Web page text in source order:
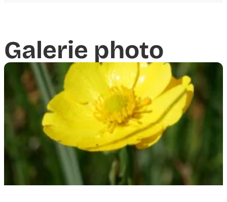
Galerie photo